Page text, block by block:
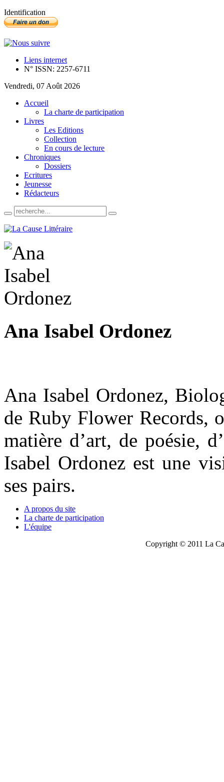
Identification
Liens internet
N° ISSN: 2257-6711
Vendredi, 07 Août 2026
Accueil
La charte de participation
Livres
Les Editions
Collection
En cours de lecture
Chroniques
Dossiers
Ecritures
Jeunesse
Rédacteurs
Ana Isabel Ordonez
Ana Isabel Ordonez,
de Ruby Flower Records,
matière d’art, de poésie,
Isabel Ordonez est une
ses pairs.
A propos du site
La charte de participation
L'équipe
Copyright © 2011 La